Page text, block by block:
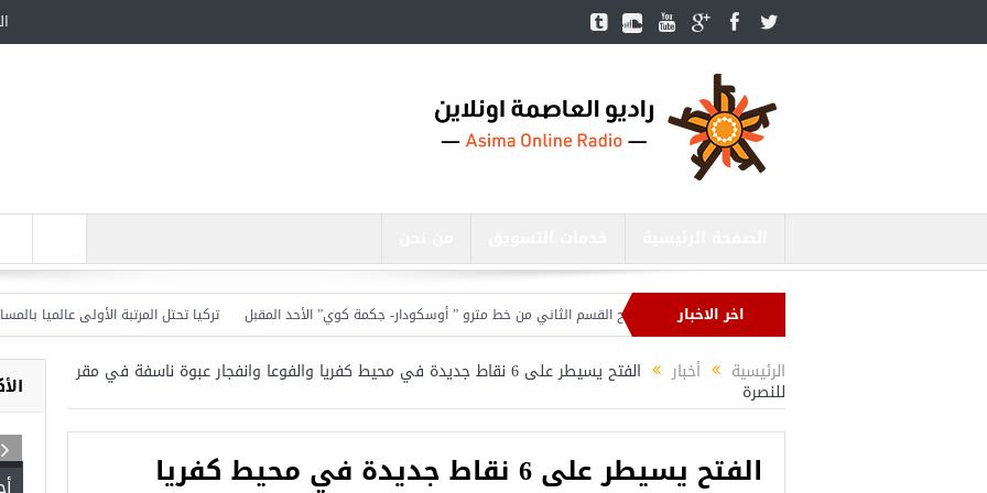
اخر الاخبار
أردوغان يفتتح القسم الثاني من خط مترو ” أوسكودار- جكمة كوي” الأحد المقبل تركيا تحتل المرتبة الأولى عالميا بالمساعدات
الرئيسية أخبار الفتح يسيطر على 6 نقاط جديدة في محيط كفريا والفوعا وانفجار عبوة ناسفة في مقر
للنصرة
الفتح يسيطر على 6 نقاط جديدة في محيط كفريا